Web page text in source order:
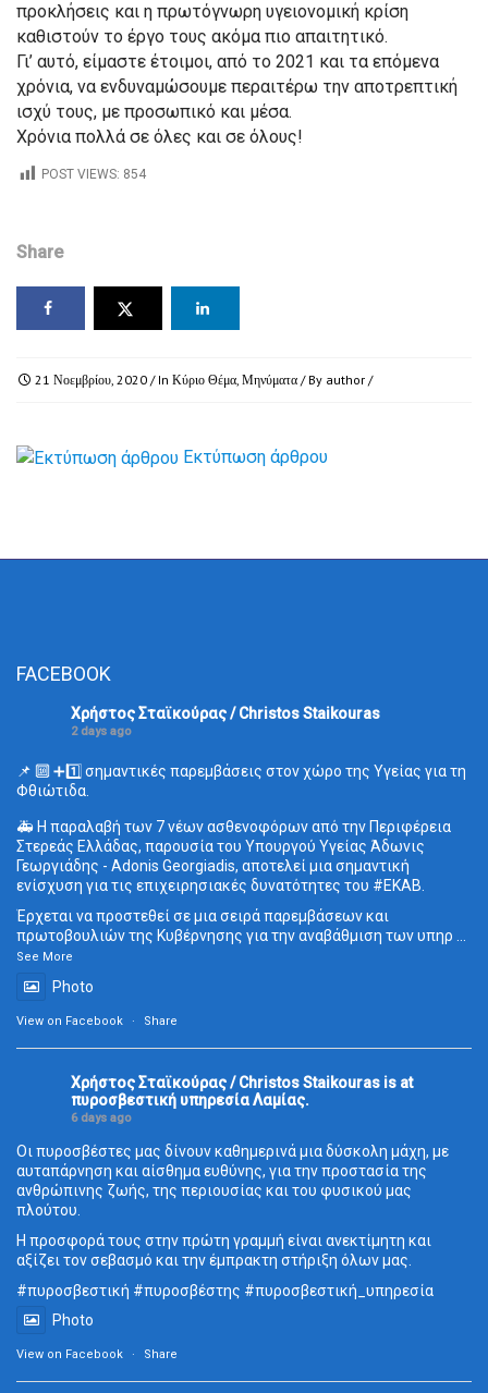
προκλήσεις και η πρωτόγνωρη υγειονομική κρίση
καθιστούν το έργο τους ακόμα πιο απαιτητικό.
Γι’ αυτό, είμαστε έτοιμοι, από το 2021 και τα επόμενα
χρόνια, να ενδυναμώσουμε περαιτέρω την αποτρεπτική
ισχύ τους, με προσωπικό και μέσα.
Χρόνια πολλά σε όλες και σε όλους!
POST VIEWS: 854
Share
21 Νοεμβρίου, 2020 / In Κύριο Θέμα, Μηνύματα / By author /
Εκτύπωση άρθρου
FACEBOOK
Χρήστος Σταϊκούρας / Christos Staikouras
2 days ago
📌 🔟 ➕1️⃣ σημαντικές παρεμβάσεις στον χώρο της Υγείας για τη
Φθιώτιδα.
🚑 Η παραλαβή των 7 νέων ασθενοφόρων από την Περιφέρεια
Στερεάς Ελλάδας, παρουσία του Υπουργού Υγείας Άδωνις
Γεωργιάδης - Adonis Georgiadis, αποτελεί μια σημαντική
ενίσχυση για τις επιχειρησιακές δυνατότητες του #ΕΚΑΒ.
Έρχεται να προστεθεί σε μια σειρά παρεμβάσεων και
πρωτοβουλιών της Κυβέρνησης για την αναβάθμιση των υπηρ ...
See More
Photo
View on Facebook · Share
Χρήστος Σταϊκούρας / Christos Staikouras is at
πυροσβεστική υπηρεσία Λαμίας.
6 days ago
Οι πυροσβέστες μας δίνουν καθημερινά μια δύσκολη μάχη, με
αυταπάρνηση και αίσθημα ευθύνης, για την προστασία της
ανθρώπινης ζωής, της περιουσίας και του φυσικού μας
πλούτου.
Η προσφορά τους στην πρώτη γραμμή είναι ανεκτίμητη και
αξίζει τον σεβασμό και την έμπρακτη στήριξη όλων μας.
#πυροσβεστική #πυροσβέστης #πυροσβεστική_ υπηρεσία
Photo
View on Facebook · Share